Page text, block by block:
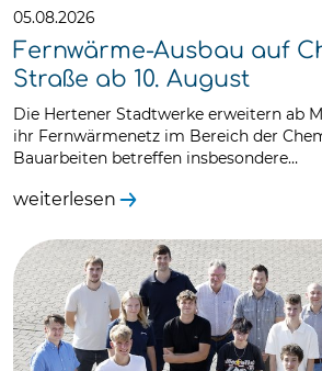
05.08.2026
Fernwärme-Ausbau auf
Straße ab 10. August
Die Hertener Stadtwerke erweitern ab
ihr Fernwärmenetz im Bereich der
Bauarbeiten betreffen insbesondere…
weiterlesen